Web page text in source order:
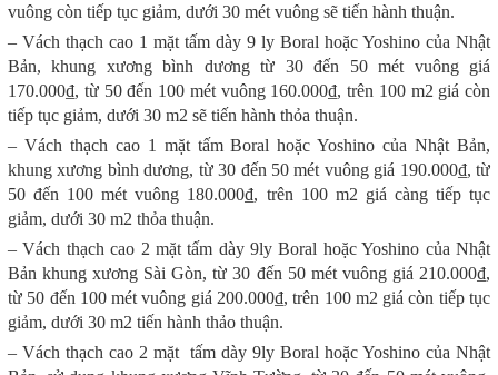
vuông còn tiếp tục giảm, dưới 30 mét vuông sẽ tiến hành thuận.
– Vách thạch cao 1 mặt tấm dày 9 ly Boral hoặc Yoshino của Nhật
Bản, khung xương bình dương từ 30 đến 50 mét vuông giá
170.000₫, từ 50 đến 100 mét vuông 160.000₫, trên 100 m2 giá còn
tiếp tục giảm, dưới 30 m2 sẽ tiến hành thỏa thuận.
– Vách thạch cao 1 mặt tấm Boral hoặc Yoshino của Nhật Bản,
khung xương bình dương, từ 30 đến 50 mét vuông giá 190.000₫, từ
50 đến 100 mét vuông 180.000₫, trên 100 m2 giá càng tiếp tục
giảm, dưới 30 m2 thỏa thuận.
– Vách thạch cao 2 mặt tấm dày 9ly Boral hoặc Yoshino của Nhật
Bản khung xương Sài Gòn, từ 30 đến 50 mét vuông giá 210.000₫,
từ 50 đến 100 mét vuông giá 200.000₫, trên 100 m2 giá còn tiếp tục
giảm, dưới 30 m2 tiến hành thảo thuận.
– Vách thạch cao 2 mặt tấm dày 9ly Boral hoặc Yoshino của Nhật